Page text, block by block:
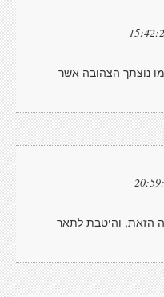
נוצתך הצהובה אשר
הזאת, והיטבת לתאר